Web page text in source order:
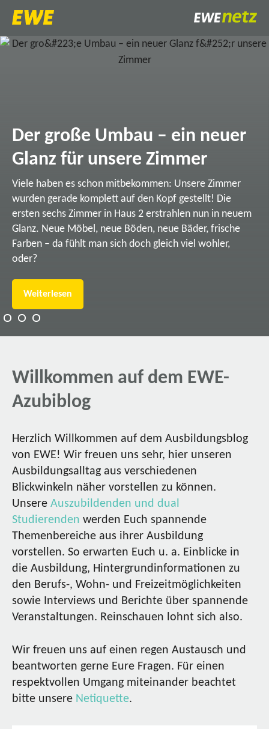
Der große Umbau – ein neuer
Glanz für unsere Zimmer
Viele haben es schon mitbekommen: Unsere Zimmer
wurden gerade komplett auf den Kopf gestellt! Die
ersten sechs Zimmer in Haus 2 erstrahlen nun in neuem
Glanz. Neue Möbel, neue Böden, neue Bäder, frische
Farben – da fühlt man sich doch gleich viel wohler,
oder?
Weiterlesen
Willkommen auf dem EWE-
Azubiblog
Herzlich Willkommen auf dem Ausbildungsblog
von EWE! Wir freuen uns sehr, hier unseren
Ausbildungsalltag aus verschiedenen
Blickwinkeln näher vorstellen zu können.
Unsere Auszubildenden und dual
Studierenden werden Euch spannende
Themenbereiche aus ihrer Ausbildung
vorstellen. So erwarten Euch u. a. Einblicke in
die Ausbildung, Hintergrundinformationen zu
den Berufs-, Wohn- und Freizeitmöglichkeiten
sowie Interviews und Berichte über spannende
Veranstaltungen. Reinschauen lohnt sich also.
Wir freuen uns auf einen regen Austausch und
beantworten gerne Eure Fragen. Für einen
respektvollen Umgang miteinander beachtet
bitte unsere Netiquette.